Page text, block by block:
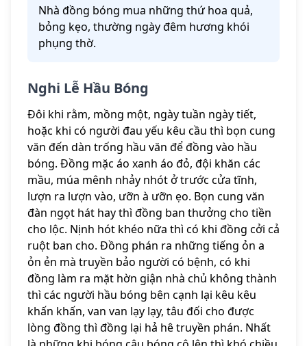
Nhà đồng bóng mua những thứ hoa quả,
bỏng kẹo, thường ngày đêm hương khói
phụng thờ.
Nghi Lễ Hầu Bóng
Đôi khi rằm, mồng một, ngày tuần ngày tiết,
hoặc khi có người đau yếu kêu cầu thì bọn cung
văn đến dàn trống hầu văn để đồng vào hầu
bóng. Đồng mặc áo xanh áo đỏ, đội khăn các
mầu, múa mênh nhảy nhót ở trước cửa tĩnh,
lượn ra lượn vào, ưỡn à ưỡn ẹo. Bọn cung văn
đàn ngọt hát hay thì đồng ban thưởng cho tiền
cho lộc. Nịnh hót khéo nữa thì có khi đồng cởi cả
ruột ban cho. Đồng phán ra những tiếng ỏn a
ỏn ẻn mà truyền bảo người có bệnh, có khi
đồng làm ra mặt hờn giận nhà chủ không thành
thì các người hầu bóng bên cạnh lại kêu kêu
khấn khấn, van van lạy lạy, tâu đối cho được
lòng đồng thì đồng lại hả hê truyền phán. Nhất